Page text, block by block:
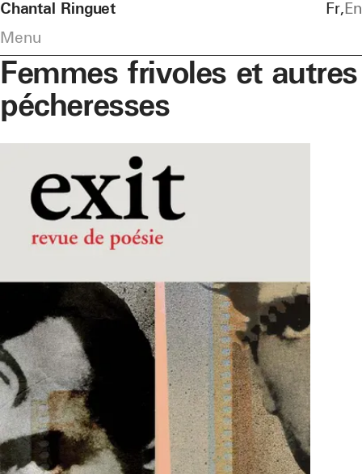
Chantal Ringuet
Menu
Fr En
Femmes frivoles et autres
pécheresses